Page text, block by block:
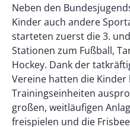
Neben den
Kinder auch andere
starteten zuerst die 3.
Stationen zum Fußball,
Hockey. Dank der
Vereine hatten die
Trainingseinheiten
großen, weitläufigen
freispielen und die